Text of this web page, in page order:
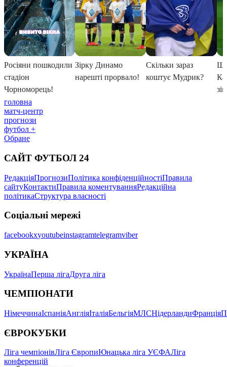
головна
матч-центр
прогнози
футбол +
Обране
САЙТ ФУТБОЛ 24
РедакціяПрогнозиПолітика конфіденційностіПравила
сайтуКонтактиПравила коментуванняРедакційна
політикаСтруктура власності
Соціальні мережі
facebookxyoutubeinstagramtelegramviber
УКРАЇНА
УкраїнаПерша лігаДруга ліга
ЧЕМПІОНАТИ
НімеччинаІспаніяАнгліяІталіяБельгіяМЛСНідерландиФранція
ЄВРОКУБКИ
Ліга чемпіонівЛіга ЄвропиЮнацька ліга УЄФАЛіга
конференцій